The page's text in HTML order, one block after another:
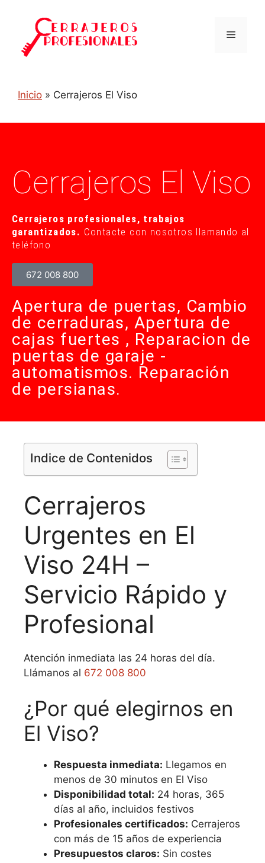
Inicio » Cerrajeros El Viso
Cerrajeros El Viso
Cerrajeros profesionales, trabajos
garantizados. Contacte con nosotros llamando al
teléfono
672 008 800
Apertura de puertas, Cambio
de cerraduras, Apertura de
cajas fuertes , Reparacion de
puertas de garaje -
automatismos. Reparación
de persianas.
Indice de Contenidos
Cerrajeros
Urgentes en El
Viso 24H –
Servicio Rápido y
Profesional
Atención inmediata las 24 horas del día.
Llámanos al 672 008 800
¿Por qué elegirnos en
El Viso?
Respuesta inmediata: Llegamos en
menos de 30 minutos en El Viso
Disponibilidad total: 24 horas, 365
días al año, incluidos festivos
Profesionales certificados: Cerrajeros
con más de 15 años de experiencia
Presupuestos claros: Sin costes